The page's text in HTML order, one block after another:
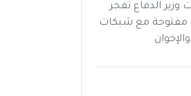
وزير الدفاع تفجر
مفتوحة مع شبكات